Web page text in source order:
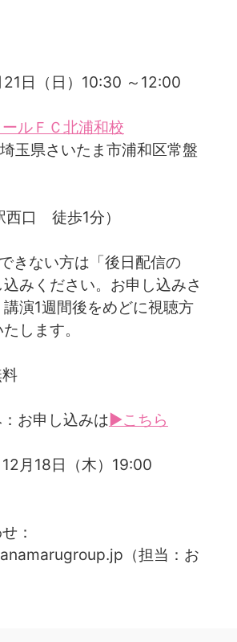
日（日）10:30 ～12:00
ルＦＣ北浦和校
玉県さいたま市浦和区常盤
西口 徒歩1分）
きない方は「後日配信の
みください。お申し込みさ
演1週間後をめどに視聴方
します。
お申し込みは▶こちら
月18日（木）19:00
：
（担当：お